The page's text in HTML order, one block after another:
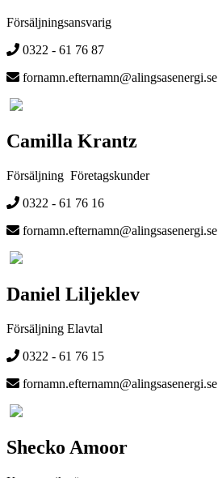
Försäljningsansvarig
0322 - 61 76 87
fornamn.efternamn@alingsasenergi.se
Camilla Krantz
Försäljning Företagskunder
0322 - 61 76 16
fornamn.efternamn@alingsasenergi.se
Daniel Liljeklev
Försäljning Elavtal
0322 - 61 76 15
fornamn.efternamn@alingsasenergi.se
Shecko Amoor